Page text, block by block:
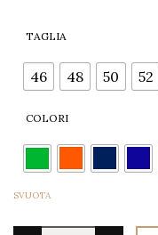
TAGLIA
46 48 50 52
COLORI
SVUOTA